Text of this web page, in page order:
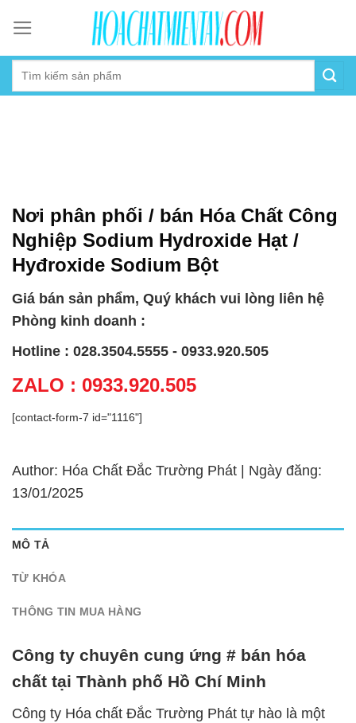
content
Nơi phân phối / bán Hóa Chất Công
Nghiệp Sodium Hydroxide Hạt /
Hyđroxide Sodium Bột
Giá bán sản phẩm, Quý khách vui lòng liên hệ
Phòng kinh doanh :
Hotline : 028.3504.5555 - 0933.920.505
ZALO : 0933.920.505
[contact-form-7 id="1116"]
Author: Hóa Chất Đắc Trường Phát | Ngày đăng:
13/01/2025
MÔ TẢ
TỪ KHÓA
THÔNG TIN MUA HÀNG
Công ty chuyên cung ứng # bán hóa
chất tại Thành phố Hồ Chí Minh
Công ty Hóa chất Đắc Trường Phát tự hào là một